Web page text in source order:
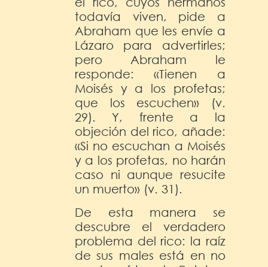
todavía viven, pide a
Abraham que les envíe a
Lázaro para advertirles;
pero Abraham le
responde: «Tienen a
Moisés y a los profetas;
que los escuchen» (v.
29). Y, frente a la
objeción del rico, añade:
«Si no escuchan a Moisés
y a los profetas, no harán
caso ni aunque resucite
un muerto» (v. 31).
De esta manera se
descubre el verdadero
problema del rico: la raíz
de sus males está en no